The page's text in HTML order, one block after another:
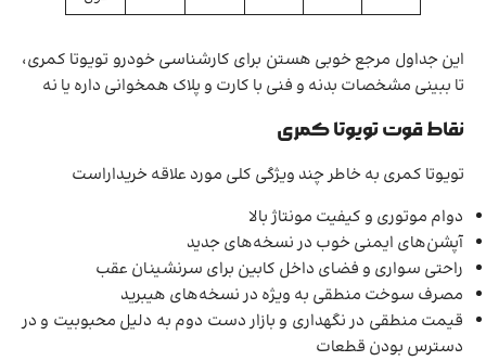
این جداول مرجع خوبی هستن برای کارشناسی خودرو تویوتا کمری،
تا ببینی مشخصات بدنه و فنی با کارت و پلاک همخوانی داره یا نه
نقاط قوت تویوتا کمری
تویوتا کمری به خاطر چند ویژگی کلی مورد علاقه خریداراست
دوام موتوری و کیفیت مونتاژ بالا
آپشن‌های ایمنی خوب در نسخه‌های جدید
راحتی سواری و فضای داخل کابین برای سرنشینان عقب
مصرف سوخت منطقی به ویژه در نسخه‌های هیبرید
قیمت منطقی در نگهداری و بازار دست دوم به دلیل محبوبیت و در
دسترس بودن قطعات